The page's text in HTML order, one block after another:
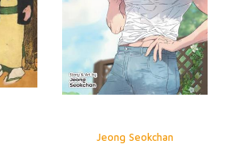
Jeong Seokchan